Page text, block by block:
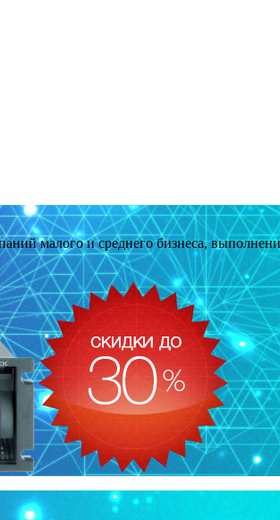
малого и среднего бизнеса,